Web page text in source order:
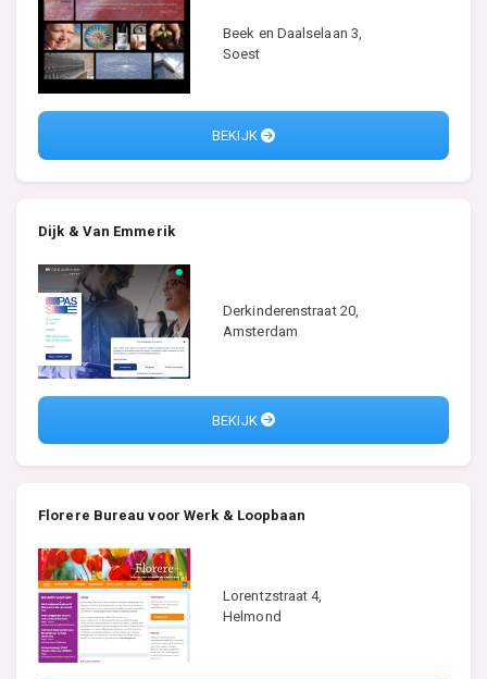
Beek en Daalselaan 3,
Soest
BEKIJK
Dijk & Van Emmerik
Derkinderenstraat 20,
Amsterdam
BEKIJK
Florere Bureau voor Werk & Loopbaan
Lorentzstraat 4,
Helmond